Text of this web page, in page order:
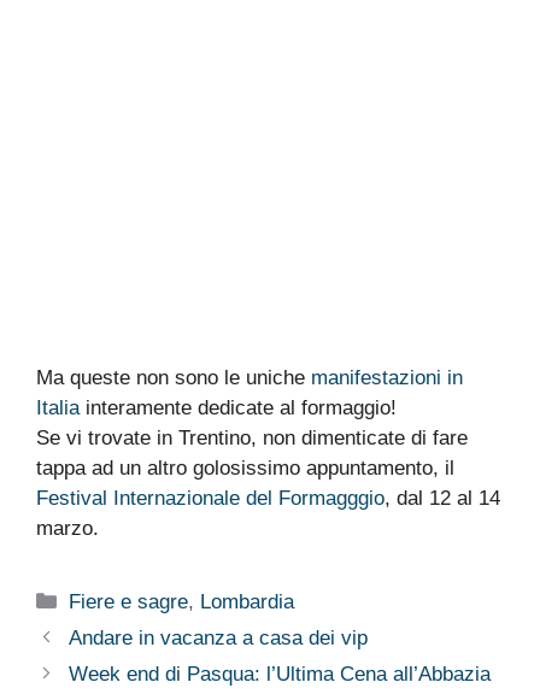
Ma queste non sono le uniche manifestazioni in
Italiainteramente dedicate al formaggio!
Se vi trovate in Trentino, non dimenticate di fare
tappa ad un altro golosissimo appuntamento, il
Festival Internazionale del Formagggio, dal 12 al 14
marzo.
Categorie
Fiere e sagre, Lombardia
Andare in vacanza a casa dei vip
Week end di Pasqua: l’Ultima Cena all’Abbazia